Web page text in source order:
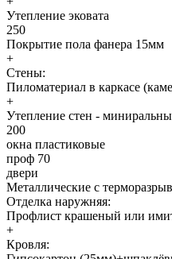
Утепление эковата
250
Покрытие пола фанера 15мм
+
Стены:
Пиломатериал в каркасе
+
Утепление стен -
200
окна пластиковые
проф 70
двери
Металлические с
Отделка наружняя:
Профлист крашеный или
+
Кровля: